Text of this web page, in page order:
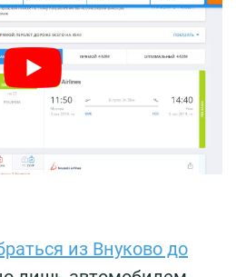
из Внуково до